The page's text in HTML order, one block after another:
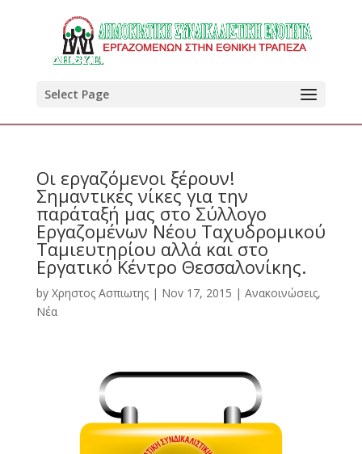
Select Page
Οι εργαζόμενοι ξέρουν!
Σημαντικές νίκες για την
παράταξή μας στο Σύλλογο
Εργαζομένων Νέου Ταχυδρομικού
Ταμιευτηρίου αλλά και στο
Εργατικό Κέντρο Θεσσαλονίκης.
by Χρηστος Ασπιωτης| Nov 17, 2015 | Ανακοινώσεις,
Νέα